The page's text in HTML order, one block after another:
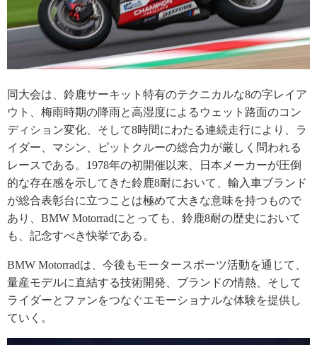
同大会は、鈴鹿サーキット特有のテクニカルな8の字レイア
ウト、梅雨時期の降雨と高湿度によるウェット路面のコン
ディション変化、そして8時間にわたる連続走行により、ラ
イダー、マシン、ピットクルーの総合力が厳しく問われる
レースである。1978年の初開催以来、日本メーカーが圧倒
的な存在感を示してきた鈴鹿8耐において、輸入車ブランド
が総合表彰台に立つことは極めて大きな意味を持つもので
あり、BMW Motorradにとっても、鈴鹿8耐の歴史において
も、記念すべき快挙である。
BMW Motorradは、今後もモータースポーツ活動を通じて、
量産モデルに直結する技術開発、ブランドの情熱、そして
ライダーとファンをつなぐエモーショナルな体験を提供し
ていく。